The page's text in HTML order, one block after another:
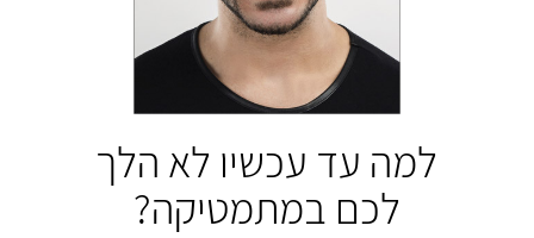
לחץ לצפייה
בהמלצה
Hedva Mettoudi
בגרות 3 יחידות
ציון 100
בהמלצה
לחץ לצפייה
בהמלצה
למה עד עכשיו לא הלך
לכם במתמטיקה?